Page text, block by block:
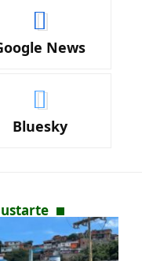
News
Bluesky